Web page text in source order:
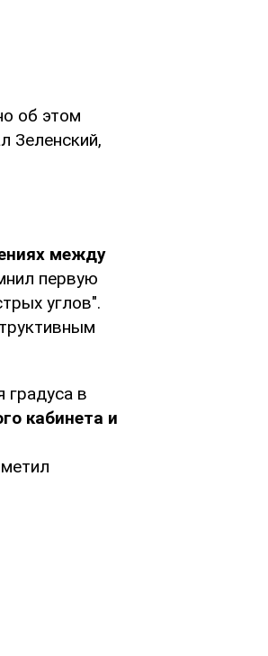
об этом
Зеленский,
между
первую
углов".
градуса в
кабинета и